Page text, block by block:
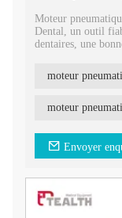
Moteur
Dental, un outil
dentaires, une
Envoyer